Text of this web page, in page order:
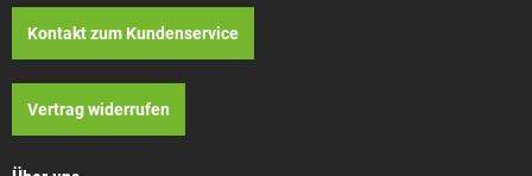
Kontakt zum Kundenservice
Vertrag widerrufen